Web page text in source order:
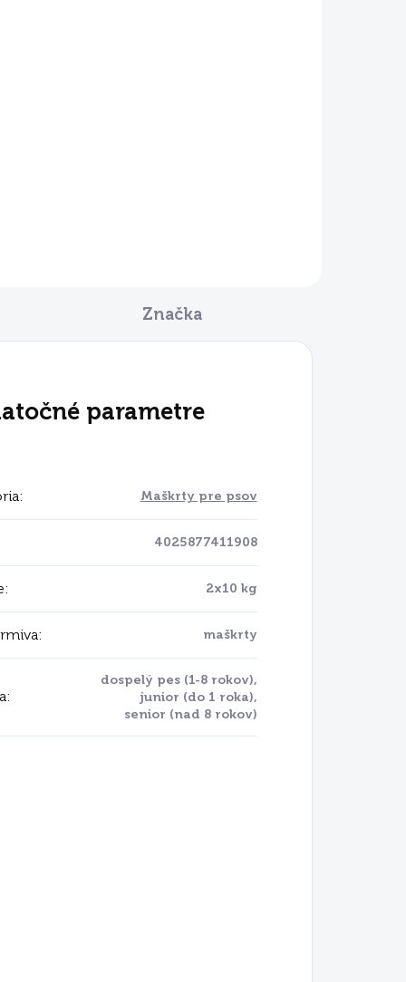
Značka
parametre
: Maškrty pre psov
4025877411908
: 2x10 kg
: maškrty
:
dospelý pes (1-8 rokov),
junior (do 1 roka),
senior (nad 8 rokov)